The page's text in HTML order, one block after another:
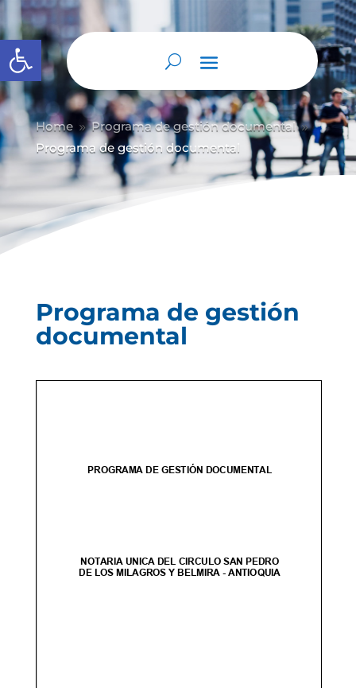
Abrir barra de herramientas
Home 9 Programa de gestión documental 9
Programa de gestión documental
Programa de gestión
documental